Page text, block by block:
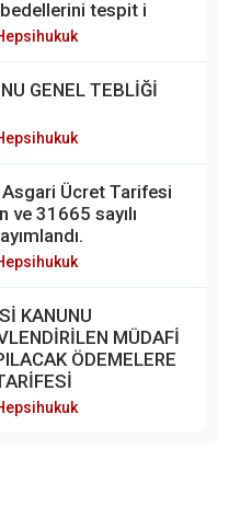
tespit i
GENEL TEBLİĞİ
Asgari Ücret Tarifesi
ve 31665 sayılı
KANUNU
MÜDAFİ
ÖDEMELERE